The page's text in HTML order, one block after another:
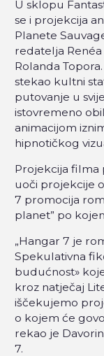
U sklopu
se i projekcija
Planete
redatelja Renéa
Rolanda
stekao kultni
putovanje u
istovremeno
animacijom
hipnotičkog
Projekcija filma
uoči projekcije
7 promocija
planet” po
„Hangar 7 je
Spekulativna
budućnost»
kroz natječaj
iščekujemo
o kojem će
rekao je
7.